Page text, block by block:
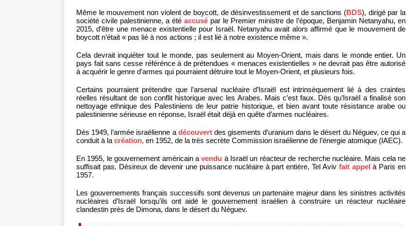
Même le mouvement non violent de boycott, de désinvestissement et de sanctions (BDS), dirigé par la
société civile palestinienne, a étéaccusé par le Premier ministre de l’époque, Benjamin Netanyahu, en
2015, d’être une menace existentielle pour Israël. Netanyahu avait alors affirmé que le mouvement de
boycott n’était « pas lié à nos actions ; il est lié à notre existence même ».
Cela devrait inquiéter tout le monde, pas seulement au Moyen-Orient, mais dans le monde entier. Un
pays fait sans cesse référénce à de prétendues « menaces existentielles » ne devrait pas être autorisé
à acquérir le genre d’armes qui pourraient détruire tout le Moyen-Orient, et plusieurs fois.
Certains pourraient prétendre que l’arsenal nucléaire d’Israël est intrinsèquement lié à des craintes
réelles résultant de son conflit historique avec les Arabes. Mais c’est faux. Dès qu’Israël a finalisé son
nettoyage ethnique des Palestiniens de leur patrie historique, et bien avant toute résistance arabe ou
palestinienne sérieuse en réponse, Israël était déjà en quête d’armes nucléaires.
Dès 1949, l’armée israélienne a découvertdes gisements d’uranium dans le désert du Néguev, ce qui a
conduit à la création, en 1952, de la très secrète Commission israélienne de l’énergie atomique (IAEC).
En 1955, le gouvernement américain avendu à Israël un réacteur de recherche nucléaire. Mais cela ne
suffisait pas. Désireux de devenir une puissance nucléaire à part entière, Tel Aviv fait appel à Paris en
1957.
Les gouvernements français successifs sont devenus un partenaire majeur dans les sinistres activités
nucléaires d’Israël lorsqu’ils ont aidé le gouvernement israélien à construire un réacteur nucléaire
clandestin près de Dimona, dans le désert du Néguev.